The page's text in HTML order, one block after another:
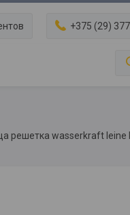
+375 (29)
решетка wasserkraft leine